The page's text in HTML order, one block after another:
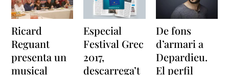
Ricard
Reguant
presenta un
musical
Especial
Festival Grec
2017,
descarrega’t
De fons
d’armari a
Depardieu.
El perfil